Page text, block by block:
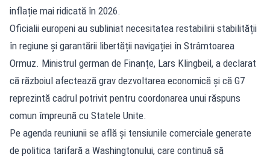
inflație mai ridicată în 2026.
Oficialii europeni au subliniat necesitatea restabilirii stabilității
în regiune și garantării libertății navigației în Strâmtoarea
Ormuz. Ministrul german de Finanțe, Lars Klingbeil, a declarat
că războiul afectează grav dezvoltarea economică și că G7
reprezintă cadrul potrivit pentru coordonarea unui răspuns
comun împreună cu Statele Unite.
Pe agenda reuniunii se află și tensiunile comerciale generate
de politica tarifară a Washingtonului, care continuă să